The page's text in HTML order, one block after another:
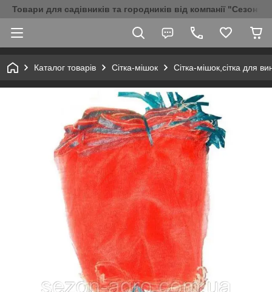
Товари для садівників та городників від компанії "Сезон
Каталог товарів Сітка-мішок Сітка-мішок,сітка для